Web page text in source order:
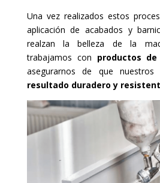
Una vez realizados estos
aplicación de acabados y
realzan la belleza de la
trabajamos con productos
asegurarnos de que nuestros
resultado duradero y